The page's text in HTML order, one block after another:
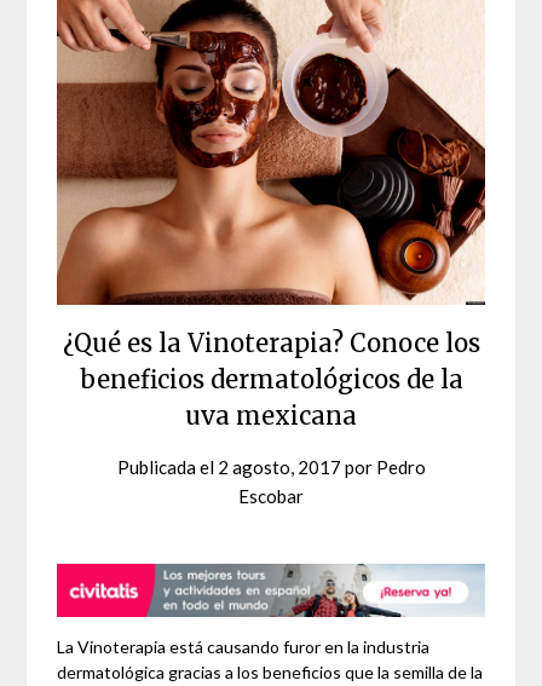
¿Qué es la Vinoterapia? Conoce los
beneficios dermatológicos de la
uva mexicana
Publicada el 2 agosto, 2017 por Pedro
Escobar
La Vinoterapia está causando furor en la industria
dermatológica gracias a los beneficios que la semilla de la